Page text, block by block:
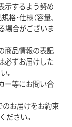
示するよう努め
・仕様（容量、
場合がございま
商品情報の表記
必ずお届けした
。
ー等にお問い合
のお届けをお約束
ださい。